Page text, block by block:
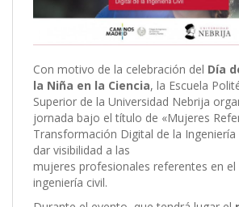
Con motivo de la celebración del Día
la Niña en la Ciencia, la Escuela
Superior de la Universidad Nebrija
jornada bajo el título de «Mujeres
Transformación Digital de la Ingeniería
dar visibilidad a las
mujeres profesionales referentes en el
ingeniería civil.